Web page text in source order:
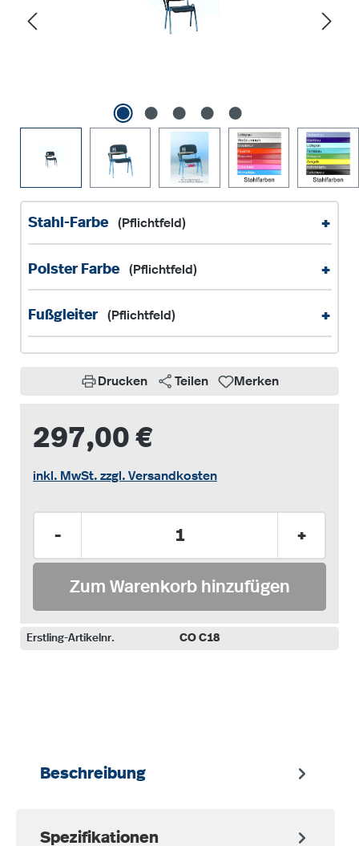
Stahl-Farbe (Pflichtfeld) +
Polster Farbe (Pflichtfeld) +
Fußgleiter (Pflichtfeld) +
Drucken Teilen Merken
297,00 €
inkl. MwSt. zzgl. Versandkosten
- +
Zum Warenkorb hinzufügen
Erstling-Artikelnr. CO C18
Beschreibung
Spezifikationen